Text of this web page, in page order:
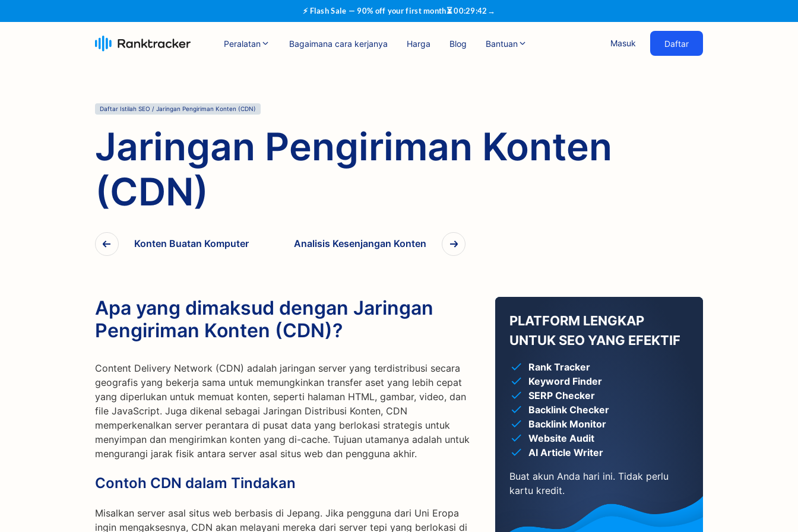
⚡ Flash Sale — 90% off your first month⏳00:29:41 →
Peralatan Bagaimana cara kerjanya Harga Blog Bantuan Masuk Daftar
Daftar Istilah SEO / Jaringan Pengiriman Konten (CDN)
Jaringan Pengiriman Konten
(CDN)
Konten Buatan Komputer Analisis Kesenjangan Konten
Apa yang dimaksud dengan Jaringan
Pengiriman Konten (CDN)?
Content Delivery Network (CDN) adalah jaringan server yang terdistribusi secara
geografis yang bekerja sama untuk memungkinkan transfer aset yang lebih cepat
yang diperlukan untuk memuat konten, seperti halaman HTML, gambar, video, dan
file JavaScript. Juga dikenal sebagai Jaringan Distribusi Konten, CDN
memperkenalkan server perantara di pusat data yang berlokasi strategis untuk
menyimpan dan mengirimkan konten yang di-cache. Tujuan utamanya adalah untuk
mengurangi jarak fisik antara server asal situs web dan pengguna akhir.
Contoh CDN dalam Tindakan
Misalkan server asal situs web berbasis di Jepang. Jika pengguna dari Uni Eropa
ingin mengaksesnya, CDN akan melayani mereka dari server tepi yang berlokasi di
PLATFORM LENGKAP
UNTUK SEO YANG EFEKTIF
Rank Tracker
Keyword Finder
SERP Checker
Backlink Checker
Backlink Monitor
Website Audit
AI Article Writer
Buat akun Anda hari ini. Tidak perlu
kartu kredit.